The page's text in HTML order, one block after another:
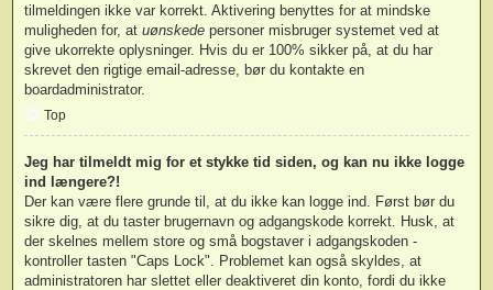
tilmeldingen ikke var korrekt. Aktivering benyttes for at mindske
muligheden for, at uønskede personer misbruger systemet ved at
give ukorrekte oplysninger. Hvis du er 100% sikker på, at du har
skrevet den rigtige email-adresse, bør du kontakte en
boardadministrator.
Top
Jeg har tilmeldt mig for et stykke tid siden, og kan nu ikke logge
ind længere?!
Der kan være flere grunde til, at du ikke kan logge ind. Først bør du
sikre dig, at du taster brugernavn og adgangskode korrekt. Husk, at
der skelnes mellem store og små bogstaver i adgangskoden -
kontroller tasten "Caps Lock". Problemet kan også skyldes, at
administratoren har slettet eller deaktiveret din konto, fordi du ikke